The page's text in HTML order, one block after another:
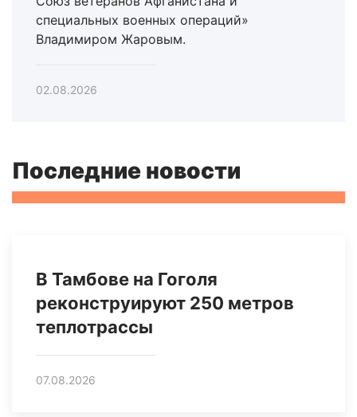
специальных военных операций»
Владимиром Жаровым.
02.08.2026
Последние новости
В Тамбове на Гоголя
реконструируют 250 метров
теплотрассы
07.08.2026